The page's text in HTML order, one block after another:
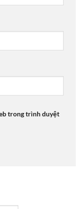
trong trình duyệt